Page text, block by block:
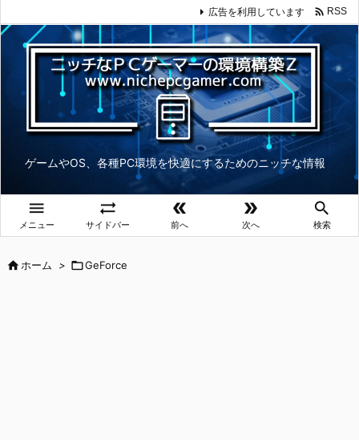
ゲームやOS、各種PC環境を快適にするためのニッチな情報

メニュー

サイドバー

前へ

次へ

検索
広告を利用しています  RSS
ホーム > GeForce